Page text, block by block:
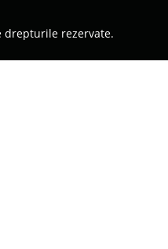
drepturile rezervate.